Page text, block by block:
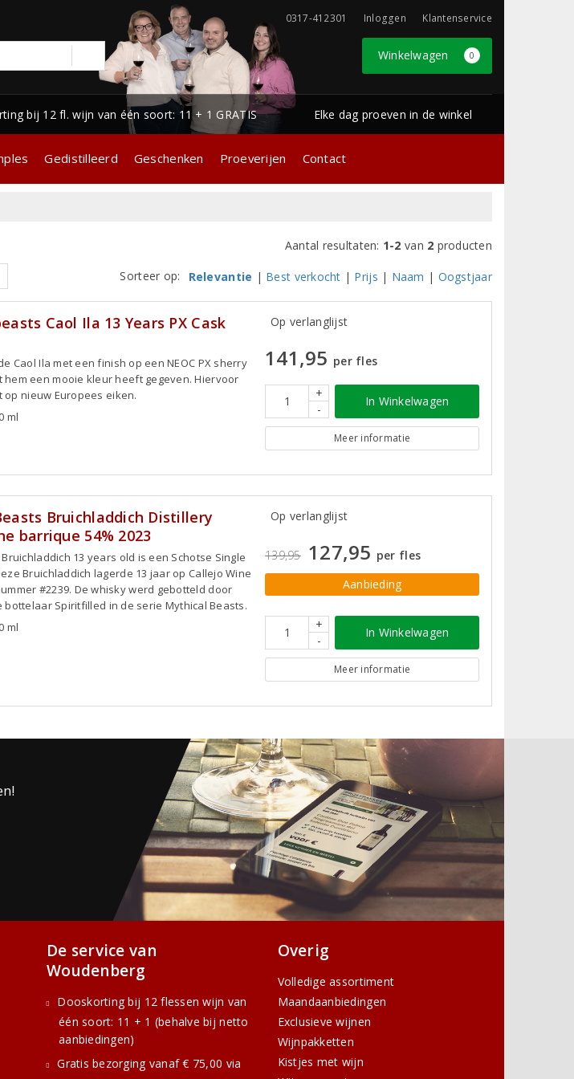
0317-412301 Inloggen Klantenservice
Winkelwagen 0
bij 12 fl. wijn van één soort: 11 + 1 GRATIS Elke dag proeven in de winkel
Gedistilleerd Geschenken Proeverijen Contact
Aantal resultaten: 1-2 van 2 producten
Sorteer op: Relevantie | Best verkocht | Prijs | Naam | Oogstjaar
Caol Ila 13 Years PX Cask
Caol Ila met een finish op een NEOC PX sherry
hem een mooie kleur heeft gegeven. Hiervoor
nieuw Europees eiken.
ml
Op verlanglijst
141,95 per fles
+
-
In Winkelwagen
Meer informatie
Bruichladdich Distillery
barrique 54% 2023
13 years old is een Schotse Single
Bruichladdich lagerde 13 jaar op Callejo Wine
#2239. De whisky werd gebotteld door
Spiritfilled in de serie Mythical Beasts.
ml
Op verlanglijst
139,95 127,95 per fles
Aanbieding
+
-
In Winkelwagen
Meer informatie
De service van
Woudenberg
Dooskorting bij 12 flessen wijn van
één soort: 11 + 1 (behalve bij netto
aanbiedingen)
Gratis bezorging vanaf € 75,00 via
Overig
Volledige assortiment
Maandaanbiedingen
Exclusieve wijnen
Wijnpakketten
Kistjes met wijn